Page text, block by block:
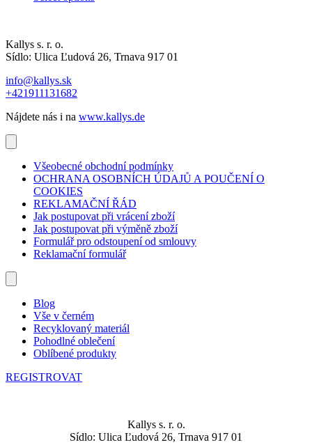
Kallys s. r. o.
Sídlo: Ulica Ľudová 26, Trnava 917 01
info@kallys.sk
+421911131682
Nájdete nás i na www.kallys.de
Všeobecné obchodní podmínky
OCHRANA OSOBNÍCH ÚDAJŮ A POUČENÍ O
COOKIES
REKLAMAČNÍ ŘÁD
Jak postupovat při vrácení zboží
Jak postupovat při výměně zboží
Formulář pro odstoupení od smlouvy
Reklamační formulář
Blog
Vše v černém
Recyklovaný materiál
Pohodlné oblečení
Oblíbené produkty
REGISTROVAT
Kallys s. r. o.
Sídlo: Ulica Ľudová 26, Trnava 917 01